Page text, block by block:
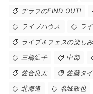
ヂラフのFIND OUT!
ライブハウス ラ
ライブ＆フェスの楽し
三橋温子 中部
佐合良太 佐藤タ
北海道 名城政也